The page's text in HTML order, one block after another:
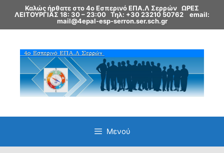
ΜετάβασηΚαλώς ήρθατε στο 4ο Εσπερινό ΕΠΑ.Λ Σερρών ΩΡΕΣ
ΛΕΙΤΟΥΡΓΙΑΣ 18: 30 – 23:00 Τηλ: +30 23210 50762
email:
mail@4epal-esp-serron.ser.sch.gr
Μενού